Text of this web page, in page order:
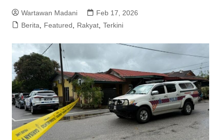
Wartawan Madani
Feb 17, 2026
Berita, Featured, Rakyat, Terkini